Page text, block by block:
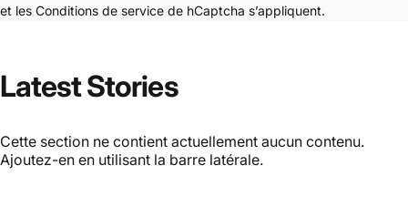
et les Conditions de service de hCaptcha s’appliquent.
LatestStories
Cette section ne contient actuellement aucun contenu.
Ajoutez-en en utilisant la barre latérale.